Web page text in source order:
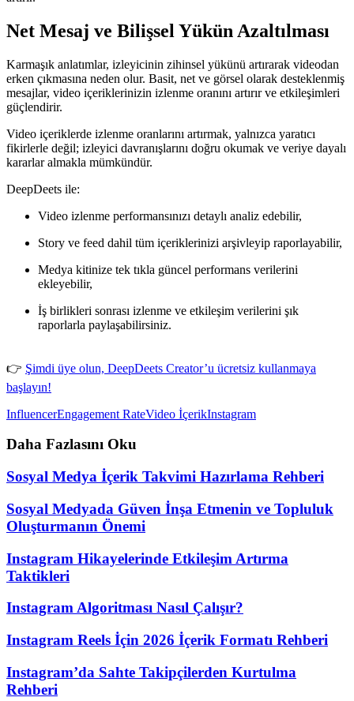
Net Mesaj ve Bilişsel Yükün Azaltılması
Karmaşık anlatımlar, izleyicinin zihinsel yükünü artırarak videodan
erken çıkmasına neden olur. Basit, net ve görsel olarak desteklenmiş
mesajlar, video içeriklerinizin izlenme oranını artırır ve etkileşimleri
güçlendirir.
Video içeriklerde izlenme oranlarını artırmak, yalnızca yaratıcı
fikirlerle değil; izleyici davranışlarını doğru okumak ve veriye dayalı
kararlar almakla mümkündür.
DeepDeets ile:
Video izlenme performansınızı detaylı analiz edebilir,
Story ve feed dahil tüm içeriklerinizi arşivleyip raporlayabilir,
Medya kitinize tek tıkla güncel performans verilerini
ekleyebilir,
İş birlikleri sonrası izlenme ve etkileşim verilerini şık
raporlarla paylaşabilirsiniz.
👉 Şimdi üye olun, DeepDeets Creator’u ücretsiz kullanmaya
başlayın!
InfluencerEngagement RateVideo İçerikInstagram
Daha Fazlasını Oku
Sosyal Medya İçerik Takvimi Hazırlama Rehberi
Sosyal Medyada Güven İnşa Etmenin ve Topluluk
Oluşturmanın Önemi
Instagram Hikayelerinde Etkileşim Artırma
Taktikleri
Instagram Algoritması Nasıl Çalışır?
Instagram Reels İçin 2026 İçerik Formatı Rehberi
Instagram’da Sahte Takipçilerden Kurtulma
Rehberi